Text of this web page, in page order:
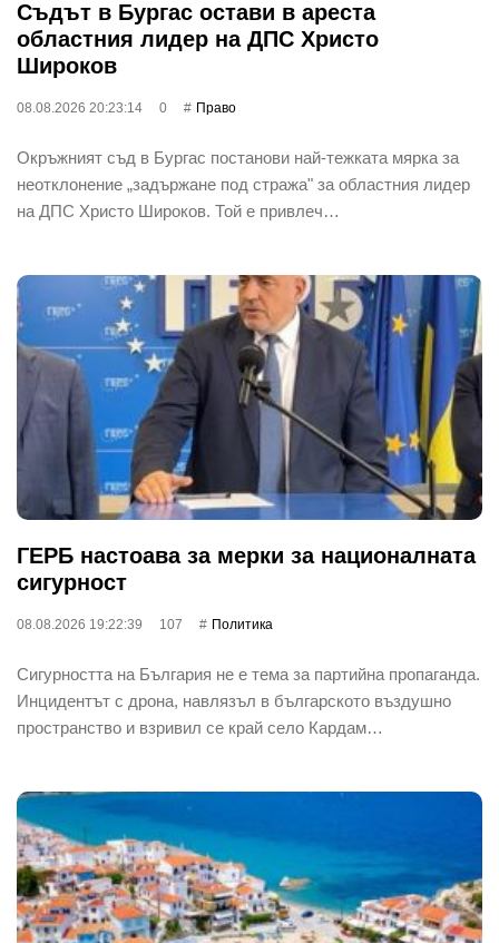
Съдът в Бургас остави в ареста
областния лидер на ДПС Христо
Широков
08.08.2026 20:23:14 0 Право
Окръжният съд в Бургас постанови най-тежката мярка за
неотклонение „задържане под стража" за областния лидер
на ДПС Христо Широков. Той е привлеч…
ГЕРБ настоава за мерки за националната
сигурност
08.08.2026 19:22:39 107 Политика
Сигурността на България не е тема за партийна пропаганда.
Инцидентът с дрона, навлязъл в българското въздушно
пространство и взривил се край село Кардам…